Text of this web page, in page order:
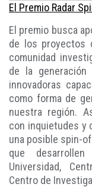
El Premio Radar
El premio busca
de los proyectos
comunidad
de la generación
innovadoras
como forma de
nuestra región.
con inquietudes y
una posible spin-
que
Universidad,
Centro de